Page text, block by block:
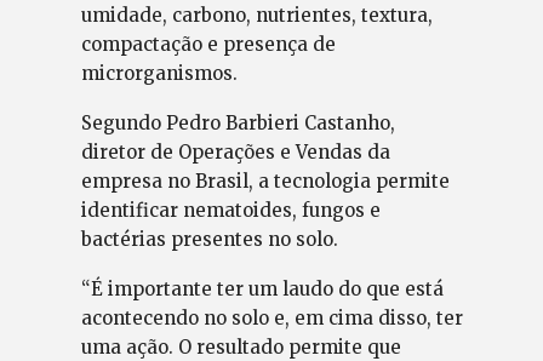
umidade, carbono, nutrientes, textura,
compactação e presença de
microrganismos.
Segundo Pedro Barbieri Castanho,
diretor de Operações e Vendas da
empresa no Brasil, a tecnologia permite
identificar nematoides, fungos e
bactérias presentes no solo.
“É importante ter um laudo do que está
acontecendo no solo e, em cima disso, ter
uma ação. O resultado permite que